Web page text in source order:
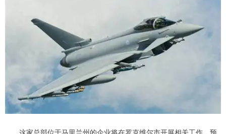
这家总部位于马里兰州的企业将在罗克维尔市开展相关工作，预